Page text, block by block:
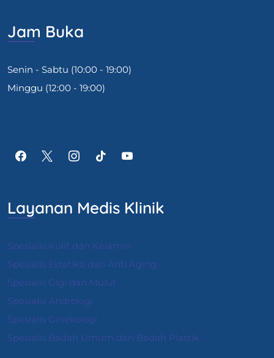
Jam Buka
Senin - Sabtu (10:00 - 19:00)
Minggu (12:00 - 19:00)
Layanan Medis Klinik
Spesialis Kulit dan Kelamin
Spesialis Estetika dan Anti Aging
Spesialis Gigi dan Mulut
Spesialis Andrologi
Spesialis Ginekologi
Spesialis Bedah Umum dan Bedah Plastik